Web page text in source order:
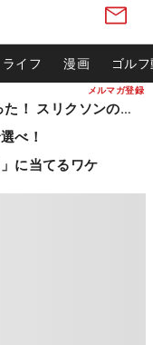
メルマガ登録
ライフ 漫画 ゴル
『4』が消え『R』が加わった！ スリクソンの新作
べ！
に当てるワケ